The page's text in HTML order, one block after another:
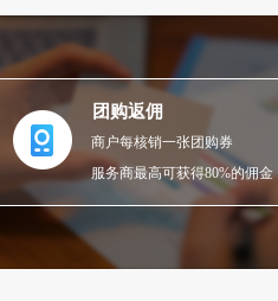
团购返佣
商户每核销一张团购券
服务商最高可获得80%的佣金